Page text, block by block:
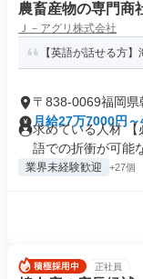
農畜産物の専門商
Ｊ－アグリ株式会社
【英語が話せる方
〒838-0069福岡県
月給27万7000円
求めている人材
語での折衝が可能
業界未経験歓迎 +27個
正社員